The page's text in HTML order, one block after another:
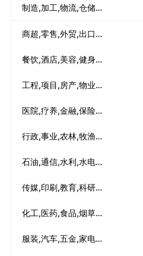
制造,加工,物流,仓储…
商超,零售,外贸,出口…
餐饮,酒店,美容,健身…
工程,项目,房产,物业…
医院,疗养,金融,保险…
行政,事业,农林,牧渔…
石油,通信,水利,水电…
传媒,印刷,教育,科研…
化工,医药,食品,烟草…
服装,汽车,五金,家电…